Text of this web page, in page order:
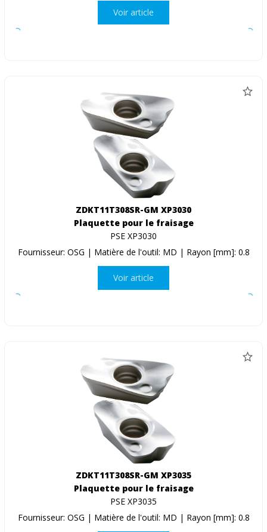
Voir article
ZDKT11T308SR-GM XP3030
Plaquette pour le fraisage
PSE XP3030
Fournisseur: OSG | Matière de l'outil: MD | Rayon [mm]: 0.8
Voir article
ZDKT11T308SR-GM XP3035
Plaquette pour le fraisage
PSE XP3035
Fournisseur: OSG | Matière de l'outil: MD | Rayon [mm]: 0.8